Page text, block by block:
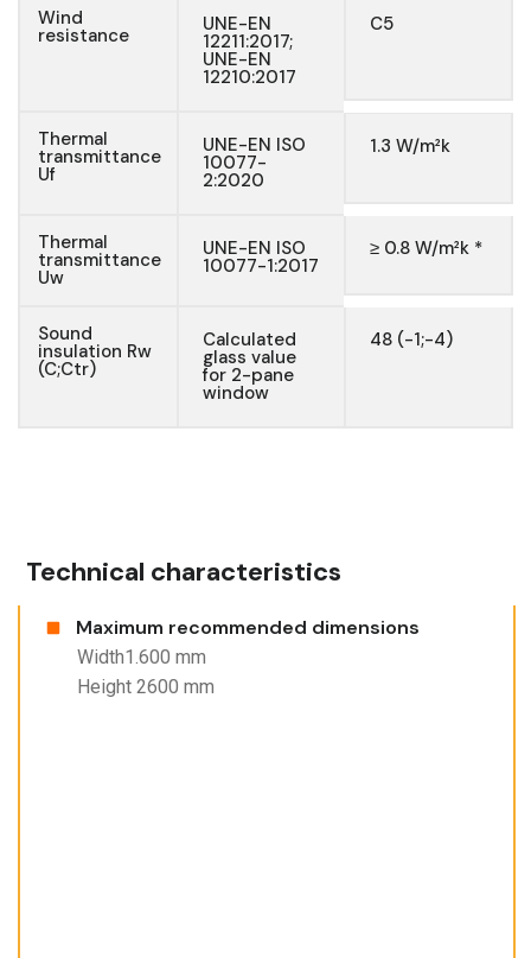
Wind
resistance UNE-EN
12211:2017;
UNE-EN
12210:2017
C5
Thermal
transmittance
Uf
UNE-EN ISO
10077-
2:2020
1.3 W/m²k
Thermal
transmittance
Uw
UNE-EN ISO
10077-1:2017
≥ 0.8 W/m²k *
Sound
insulation Rw
(C;Ctr)
Calculated
glass value
for 2-pane
window
48 (-1;-4)
Technical characteristics
Maximum recommended dimensions
Width1.600 mm
Height 2600 mm